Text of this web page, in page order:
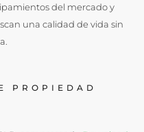
del mercado y
una calidad de vida sin
PROPIEDAD